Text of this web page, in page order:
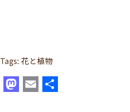
Tags:花と植物
F
a
M
a
E
m
共
有